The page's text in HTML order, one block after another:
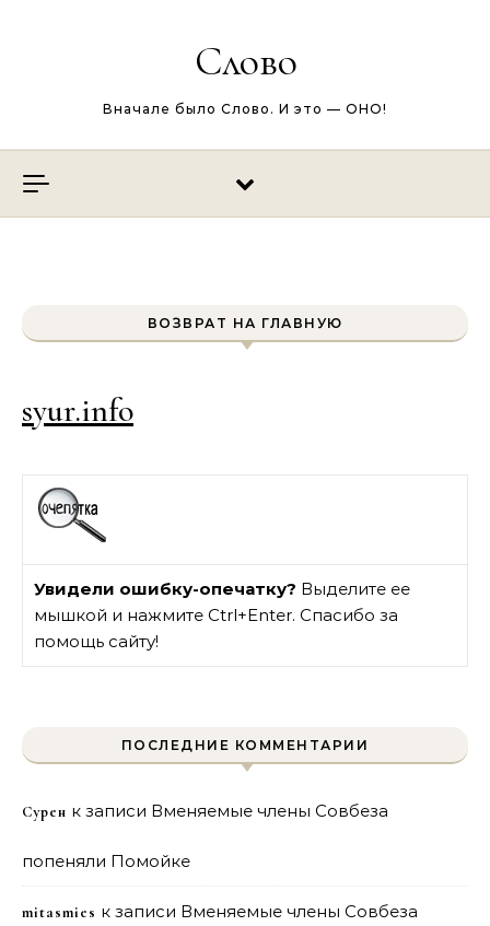
Слово
Вначале было Слово. И это — ОНО!
ВОЗВРАТ НА ГЛАВНУЮ
syur.info
Увидели ошибку-опечатку? Выделите ее
мышкой и нажмите Ctrl+Enter. Спасибо за
помощь сайту!
ПОСЛЕДНИЕ КОММЕНТАРИИ
Сурен к записи Вменяемые члены Совбеза
попеняли Помойке
mitasmies к записи Вменяемые члены Совбеза